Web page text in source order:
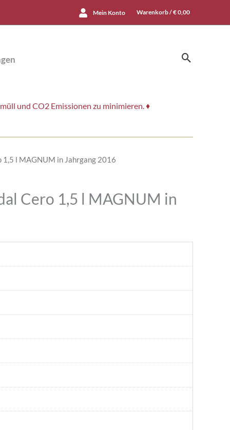
Mein Konto Warenkorb /€0,00
Suchen
und CO2 Emissionen zu minimieren. ♦
l MAGNUM in Jahrgang 2016
Cero 1,5 l MAGNUM in